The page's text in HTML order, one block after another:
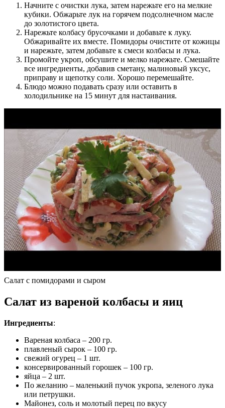
Начните с очистки лука, затем нарежьте его на мелкие
кубики. Обжарьте лук на горячем подсолнечном масле
до золотистого цвета.
Нарежьте колбасу брусочками и добавьте к луку.
Обжаривайте их вместе. Помидоры очистите от кожицы
и нарежьте, затем добавьте к смеси колбасы и лука.
Промойте укроп, обсушите и мелко нарежьте. Смешайте
все ингредиенты, добавив сметану, малиновый уксус,
приправу и щепотку соли. Хорошо перемешайте.
Блюдо можно подавать сразу или оставить в
холодильнике на 15 минут для настаивания.
Салат с помидорами и сыром
Салат из вареной колбасы и яиц
Ингредиенты:
Вареная колбаса – 200 гр.
плавленый сырок – 100 гр.
свежий огурец – 1 шт.
консервированный горошек – 100 гр.
яйца – 2 шт.
По желанию – маленький пучок укропа, зеленого лука
или петрушки.
Майонез, соль и молотый перец по вкусу